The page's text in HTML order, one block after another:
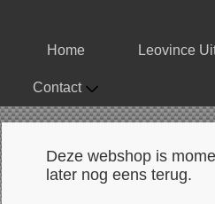
Home Leovince
Contact
Deze webshop is
later nog eens terug.